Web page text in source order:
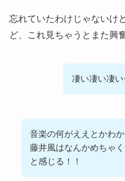
忘れていたわけじゃないけ
ど、これ見ちゃうとまた興
凄い凄い凄い
音楽の何がええとかわ
藤井風はなんかめちゃく
と感じる！！